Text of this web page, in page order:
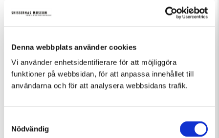
Denna webbplats använder cookies
Vi använder enhetsidentifierare för att möjliggöra
funktioner på webbsidan, för att anpassa innehållet till
användarna och för att analysera webbsidans trafik.
Nödvändig
Fler evenemang som passar Guidad visning,
Tillfällig utställning